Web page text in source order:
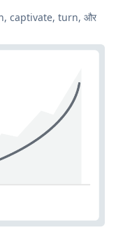
captivate, turn, और